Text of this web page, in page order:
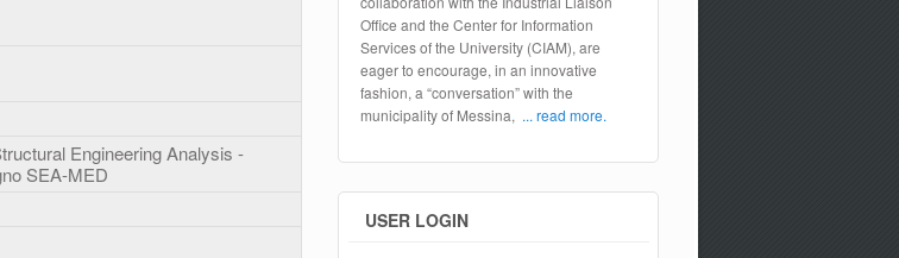
Engineering Analysis -
SEA-MED
Office and the Center for Information
Services of the University (CIAM), are
eager to encourage, in an innovative
fashion, a “conversation” with the
municipality of Messina, ... read more.
USER LOGIN